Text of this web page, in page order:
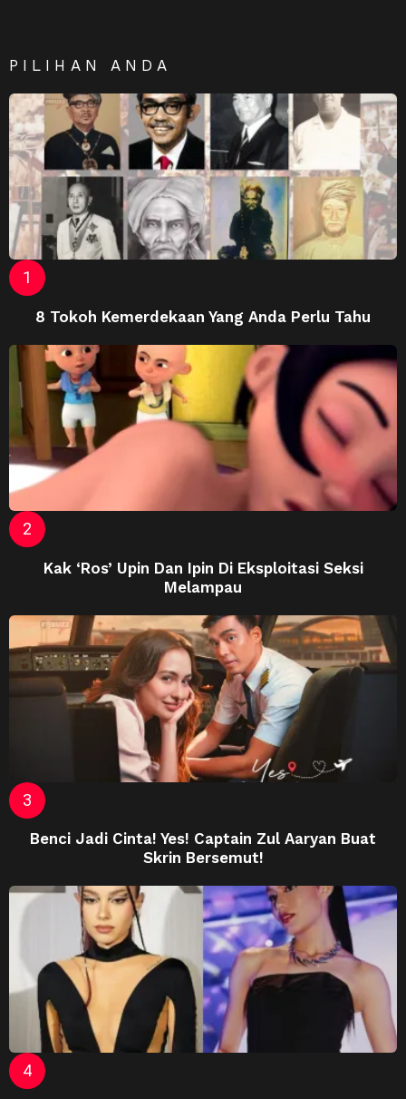
PILIHAN ANDA
8 Tokoh Kemerdekaan Yang Anda Perlu Tahu
Kak ‘Ros’ Upin Dan Ipin Di Eksploitasi Seksi
Melampau
Benci Jadi Cinta! Yes! Captain Zul Aaryan Buat
Skrin Bersemut!